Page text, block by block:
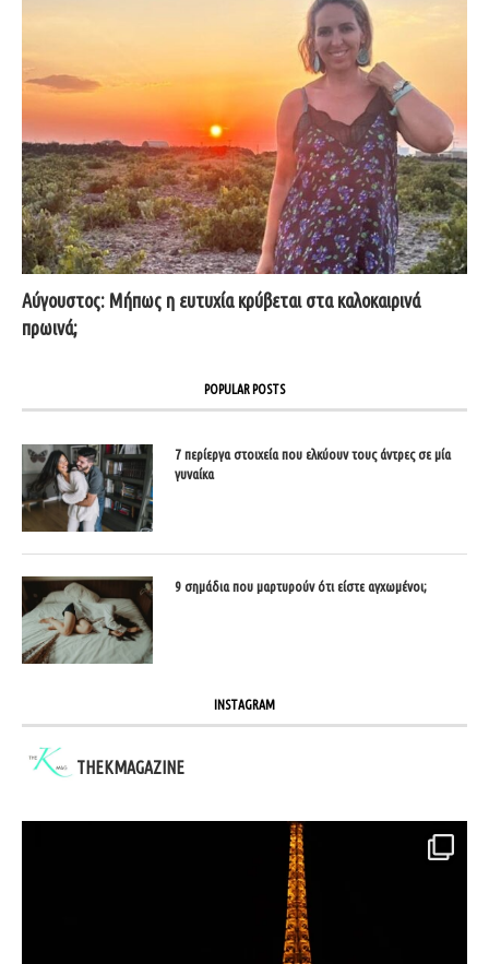
Αύγουστος: Μήπως η ευτυχία κρύβεται στα καλοκαιρινά
πρωινά;
POPULAR POSTS
7 περίεργα στοιχεία που ελκύουν τους άντρες σε μία
γυναίκα
9 σημάδια που μαρτυρούν ότι είστε αγχωμένοι;
INSTAGRAM
THEKMAGAZINE